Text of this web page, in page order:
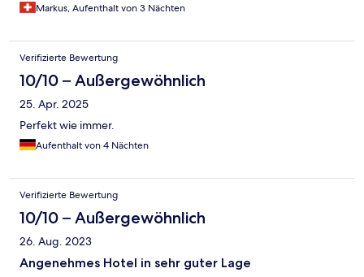
Markus, Aufenthalt von 3 Nächten
Verifizierte Bewertung
10/10 – Außergewöhnlich
25. Apr. 2025
Perfekt wie immer.
Aufenthalt von 4 Nächten
Verifizierte Bewertung
10/10 – Außergewöhnlich
26. Aug. 2023
Angenehmes Hotel in sehr guter Lage